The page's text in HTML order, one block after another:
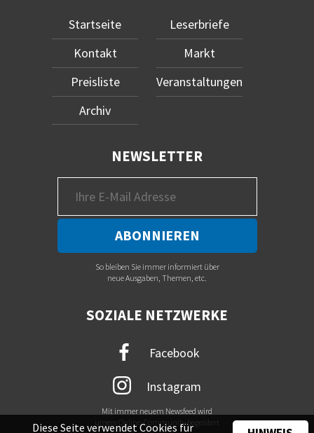
Startseite
Kontakt
Preisliste
Archiv
Leserbriefe
Markt
Veranstaltungen
NEWSLETTER
So bleiben Sie immer informiert über
neue Ausgaben, Themen, etc.
SOZIALE NETZWERKE
Facebook
Instagram
Mit immer neuem Newsfeed wird
unsere Online-Community begeistert
Diese Seite verwendet Cookies für